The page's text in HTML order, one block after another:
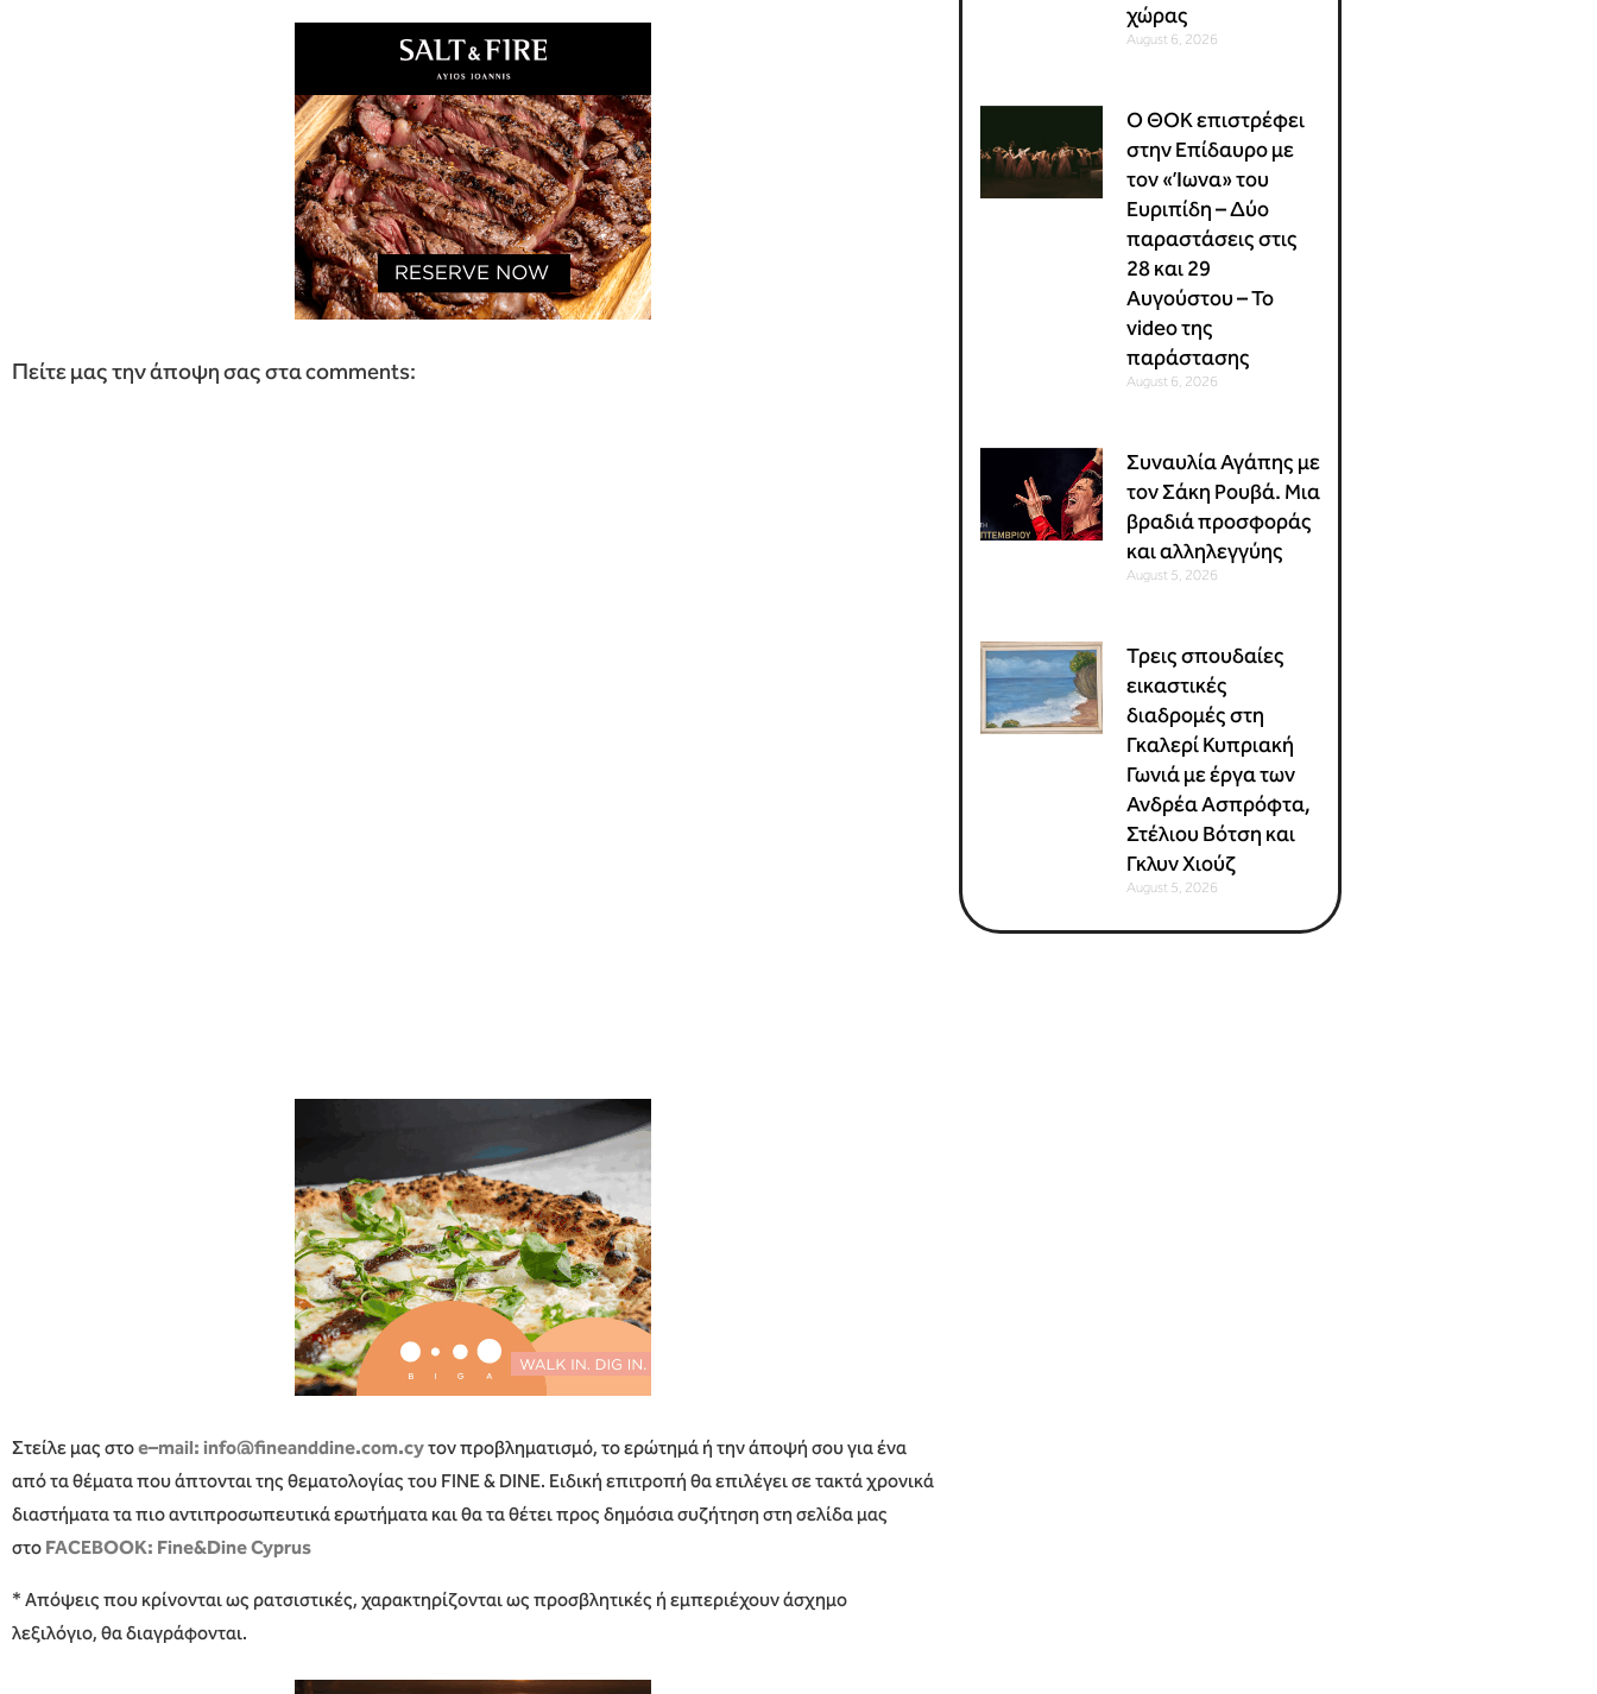
Πείτε μας την άποψη σας στα comments:
Στείλε μας στοe–mail: info@fineanddine.com.cyτον προβληματισμό, το ερώτημά ή την άποψή σου για ένα
από τα θέματα που άπτονται της θεματολογίας του FINE & DINE. Ειδική επιτροπή θα επιλέγει σε τακτά χρονικά
διαστήματα τα πιο αντιπροσωπευτικά ερωτήματα και θα τα θέτει προς δημόσια συζήτηση στη σελίδα μας
στο FACEBOOK: Fine&Dine Cyprus
* Απόψεις που κρίνονται ως ρατσιστικές, χαρακτηρίζονται ως προσβλητικές ή εμπεριέχουν άσχημο
λεξιλόγιο, θα διαγράφονται.
χώρας
August 6, 2026
Ο ΘΟΚ επιστρέφει
στην Επίδαυρο με
τον «Ίωνα» του
Ευριπίδη – Δύο
παραστάσεις στις
28 και 29
Αυγούστου – Το
video της
παράστασης
August 6, 2026
Συναυλία Αγάπης με
τον Σάκη Ρουβά. Μια
βραδιά προσφοράς
και αλληλεγγύης
August 5, 2026
Τρεις σπουδαίες
εικαστικές
διαδρομές στη
Γκαλερί Κυπριακή
Γωνιά με έργα των
Ανδρέα Ασπρόφτα,
Στέλιου Βότση και
Γκλυν Χιούζ
August 5, 2026